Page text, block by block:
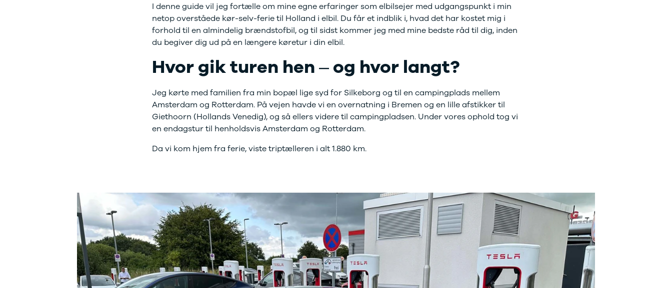
Born
Dacia
Se alle Dacia
Elbil
Spring
Sandero og
Sandero
Stepway
Sandero
I denne guide vil jeg fortælle om mine egne erfaringer som elbilsejer med udgangspunkt i min
netop overståede kør-selv-ferie til Holland i elbil. Du får et indblik i, hvad det har kostet mig i
forhold til en almindelig brændstofbil, og til sidst kommer jeg med mine bedste råd til dig, inden
du begiver dig ud på en længere køretur i din elbil.
Hvor gik turen hen – og hvor langt?
Jeg kørte med familien fra min bopæl lige syd for Silkeborg og til en campingplads mellem
Amsterdam og Rotterdam. På vejen havde vi en overnatning i Bremen og en lille afstikker til
Giethoorn (Hollands Venedig), og så ellers videre til campingpladsen. Under vores ophold tog vi
en endagstur til henholdsvis Amsterdam og Rotterdam.
Da vi kom hjem fra ferie, viste triptælleren i alt 1.880 km.